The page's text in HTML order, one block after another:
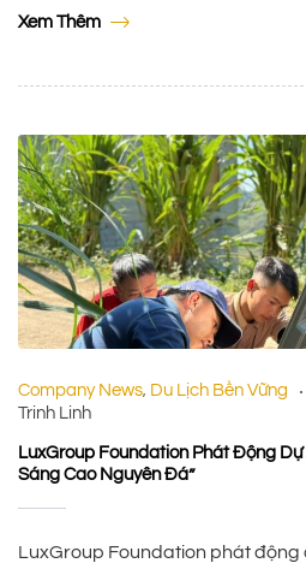
giữ hệ sinh thái […]
Xem Thêm
Company News, Du Lịch Bền Vững
Trinh Linh
LuxGroup Foundation Phát Động Dự
Sáng Cao Nguyên Đá”
LuxGroup Foundation phát động